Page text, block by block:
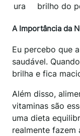
ura
brilho do
A Importância da
Eu percebo que a
saudável.
brilha e fica
Além disso,
vitaminas são
uma dieta
realmente fazem